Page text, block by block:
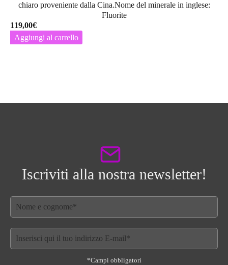
chiaro proveniente dalla Cina.Nome del minerale in inglese:
Fluorite
119,00€
Aggiungi al carrello
Iscriviti alla nostra newsletter!
*Campi obbligatori